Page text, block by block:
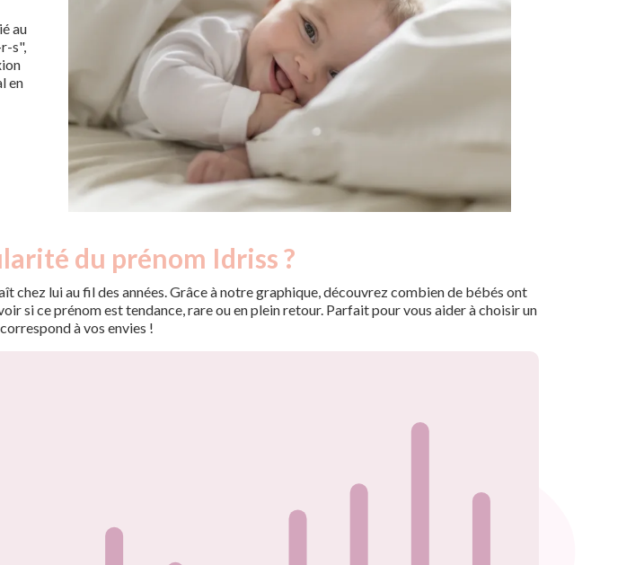
au
s",
en
du prénom Idriss ?
chez lui au fil des années. Grâce à notre graphique, découvrez combien de bébés ont
si ce prénom est tendance, rare ou en plein retour. Parfait pour vous aider à choisir un
à vos envies !